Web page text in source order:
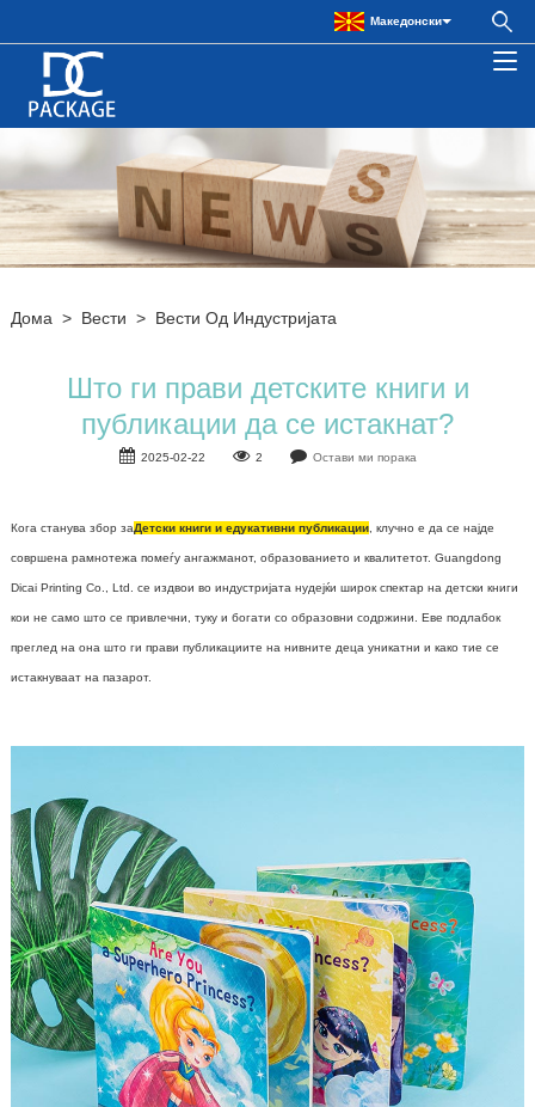
Македонски
Дома > Вести > Вести Од Индустријата
Што ги прави детските книги и
публикации да се истакнат?
2025-02-22 2 Остави ми порака
Кога станува збор заДетски книги и едукативни публикации, клучно е да се најде
совршена рамнотежа помеѓу ангажманот, образованието и квалитетот. Guangdong
Dicai Printing Co., Ltd. се издвои во индустријата нудејќи широк спектар на детски книги
кои не само што се привлечни, туку и богати со образовни содржини. Еве подлабок
преглед на она што ги прави публикациите на нивните деца уникатни и како тие се
истакнуваат на пазарот.